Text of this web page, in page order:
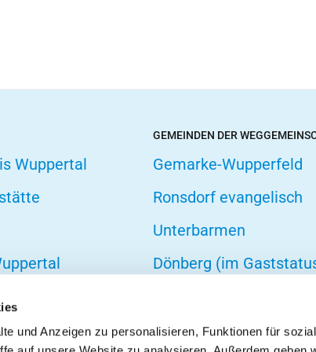
und Anzeigen zu personalisieren, Funktionen für
Wuppertal
GEMEINDEN DER
Gemarke-Wupperfeld
Ronsdorf evangelisch
Unterbarmen
Dönberg (im